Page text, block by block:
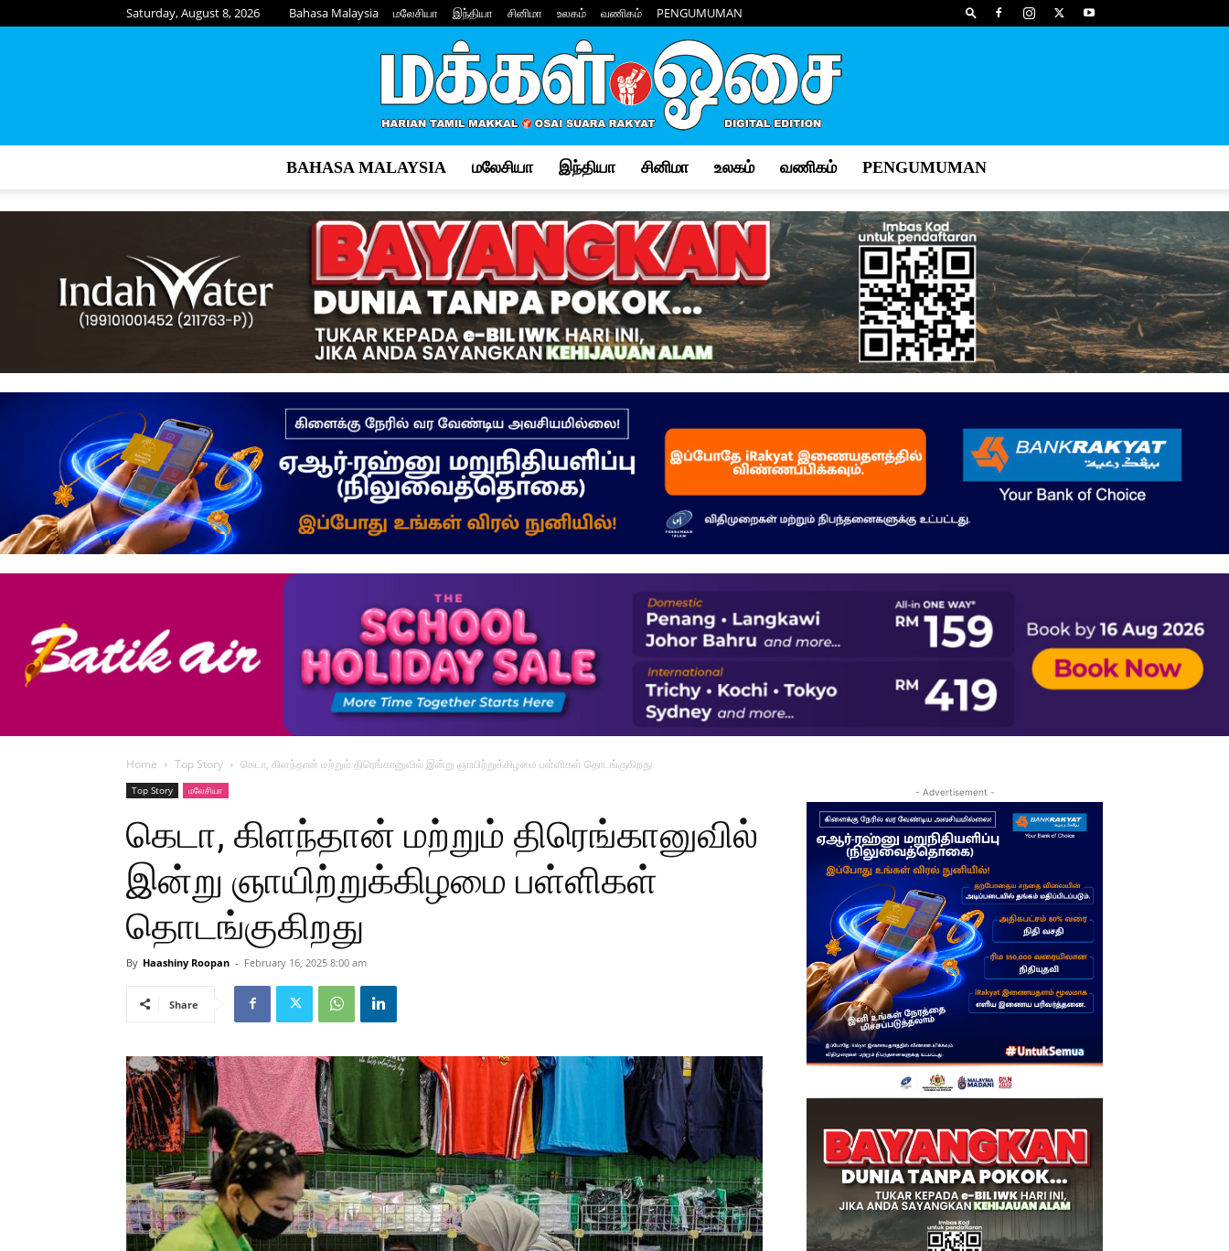
Saturday, August 8, 2026 Bahasa Malaysia மலேசியா இந்தியா சினிமா உலகம் வணிகம் PENGUMUMAN
Osai
–
மக்கள்
BAHASA MALAYSIA மலேசியா இந்தியா சினிமா உலகம் வணிகம் PENGUMUMAN
Home Top Story கெடா, கிளந்தான் மற்றும் திரெங்கானுவில் இன்று ஞாயிற்றுக்கிழமை பள்ளிகள் தொடங்குகிறது
Top Story மலேசியா
கெடா, கிளந்தான் மற்றும் திரெங்கானுவில்
இன்று ஞாயிற்றுக்கிழமை பள்ளிகள்
தொடங்குகிறது
By Haashiny Roopan - February 16, 2025 8:00 am
Share
- Advertisement -